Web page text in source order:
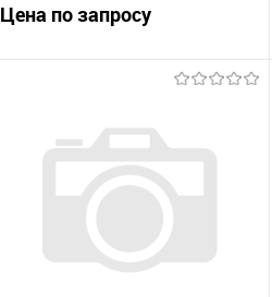
Цена по запросу
В корзину
К сравнению
В избранное
Под заказ